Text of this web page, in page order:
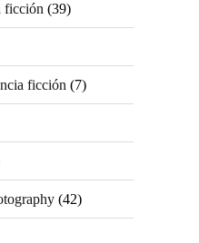
ficción (39)
ficción (7)
(42)